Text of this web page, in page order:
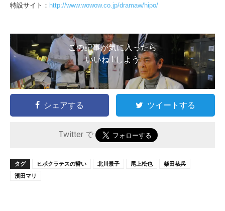
特設サイト： http://www.wowow.co.jp/dramaw/hipo/
この記事が気に入ったら
いいね ! しよう
シェアする ツイートする
Twitter で
タグ ヒポクラテスの誓い 北川景子 尾上松也
柴田恭兵
濱田マリ